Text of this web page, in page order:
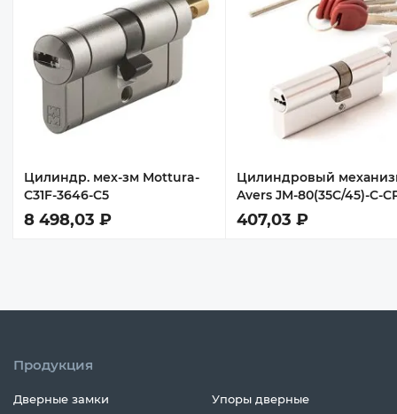
Цилиндр. мех-зм Mottura-
C31F-3646-C5
8 498,03 ₽
Цилиндровый
Avers JM-80(35C/45)-C-
407,03 ₽
Продукция
Дверные замки
Упоры дверные